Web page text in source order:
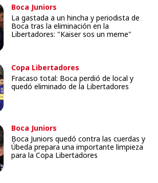
Boca Juniors
La gastada a un hincha y periodista de
Boca tras la eliminación en la
Libertadores: "Kaiser sos un meme"
Copa Libertadores
Fracaso total: Boca perdió de local y
quedó eliminado de la Libertadores
Boca Juniors
Boca Juniors quedó contra las cuerdas y
Úbeda prepara una importante limpieza
para la Copa Libertadores